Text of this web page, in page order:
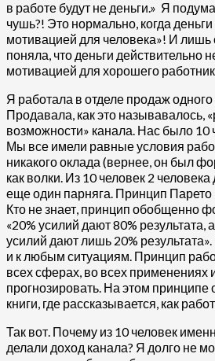
в работе будут не деньги.» Я
чушь?! Это нормально, когда
мотивацией для человека»! И лишь
поняла, что деньги действительно
мотивацией для хорошего
Я работала в отделе продаж одного
Продавала, как это называвалось,
возможности» канала. Нас было 10
Мы все имели равные условия
никакого оклада (вернее, он был
как волки. Из 10 человек 2
еще один парняга. Принцип Парето
Кто не знает, принцип обобщенно
«20% усилий дают 80% результата,
усилий дают лишь 20%
и к любым ситуациям. Принцип
всех сферах, во всех применениях
прогнозировать. На этом
книги, где рассказывается, как
Так вот. Почему из 10 человек
делали доход канала? Я долго не